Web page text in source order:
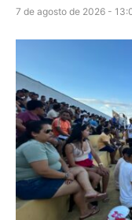
7 de agosto de 2026 -